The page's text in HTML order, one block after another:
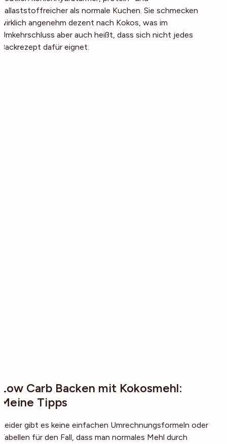
ballaststoffreicher als normale Kuchen. Sie schmecken
wirklich angenehm dezent nach Kokos, was im
Umkehrschluss aber auch heißt, dass sich nicht jedes
Backrezept dafür eignet.
Low Carb Backen mit Kokosmehl:
Meine Tipps
Leider gibt es keine einfachen Umrechnungsformeln oder
Tabellen für den Fall, dass man normales Mehl durch